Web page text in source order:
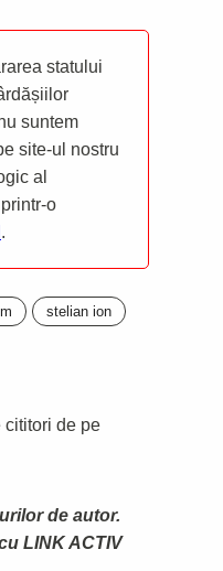
statului
suntem
site-ul nostru
al
o
.
stelian ion
cititori de pe
de autor.
LINK ACTIV